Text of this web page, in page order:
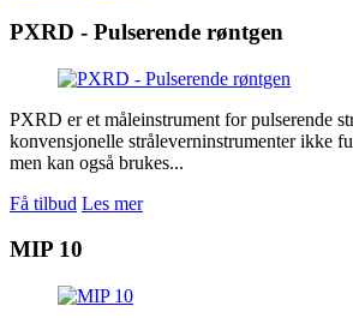
PXRD - Pulserende røntgen
PXRD er et måleinstrument for pulserende
konvensjonelle stråleverninstrumenter ikke
men kan også brukes...
Få tilbud Les mer
MIP 10